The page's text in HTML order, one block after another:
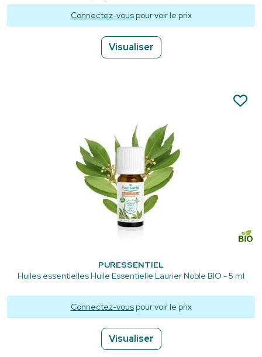
Connectez-vouspour voir le prix
Visualiser
PURESSENTIEL
Huiles essentielles Huile Essentielle Laurier Noble BIO - 5 ml
Connectez-vouspour voir le prix
Visualiser